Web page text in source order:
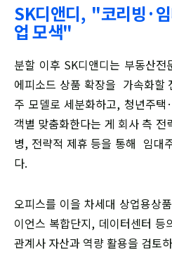
SK디앤디, "코리빙·
업 모색"
분할 이후 SK디앤디는 부동산전
에피소드 상품 확장을 가속화할
주 모델로 세분화하고, 청년주
객별 맞춤화한다는 게 회사 측
병, 전략적 제휴 등을 통해 임대
다.
오피스를 이을 차세대 상업용상
이언스 복합단지, 데이터센터
관계사 자산과 역량 활용을 검토